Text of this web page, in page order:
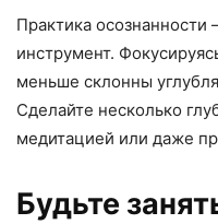
Практика
инструмент.
меньше склонны
Сделайте несколько
медитацией или даже
Будьте